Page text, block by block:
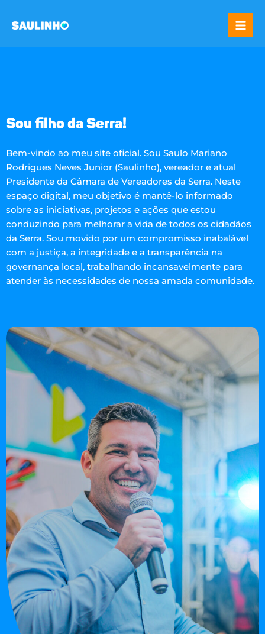
para
conteúdo
Sou filho da Serra!​
Bem-vindo ao meu site oficial. Sou Saulo Mariano
Rodrigues Neves Junior (Saulinho), vereador e atual
Presidente da Câmara de Vereadores da Serra. Neste
espaço digital, meu objetivo é mantê-lo informado
sobre as iniciativas, projetos e ações que estou
conduzindo para melhorar a vida de todos os cidadãos
da Serra. Sou movido por um compromisso inabalável
com a justiça, a integridade e a transparência na
governança local, trabalhando incansavelmente para
atender às necessidades de nossa amada comunidade.